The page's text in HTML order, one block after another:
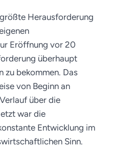
Herausforderung
Eröffnung vor 20
überhaupt
zu bekommen. Das
von Beginn an
über die
war die
Entwicklung im
Sinn.